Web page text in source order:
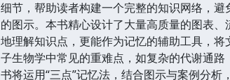
细节，帮助读者构建一个完整的知识网络，
的图示。本书精心设计了大量高质量的图表
地理解知识点，更能作为记忆的辅助工具，
子生物学中常见的重难点，如复杂的代谢通
书将运用“三点”记忆法，结合图示与案例分